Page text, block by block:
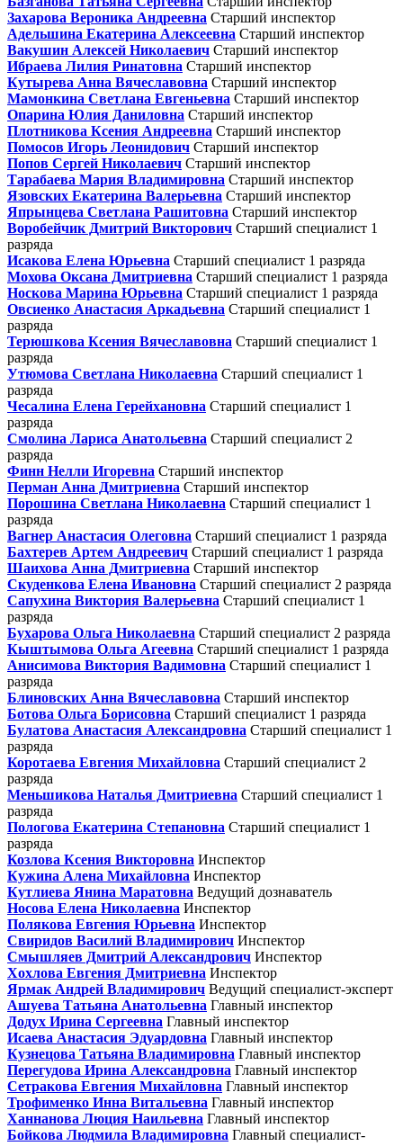
Захарова Вероника Андреевна Старший инспектор
Адельшина Екатерина Алексеевна Старший инспектор
Вакушин Алексей Николаевич Старший инспектор
Ибраева Лилия Ринатовна Старший инспектор
Кутырева Анна Вячеславовна Старший инспектор
Мамонкина Светлана Евгеньевна Старший инспектор
Опарина Юлия Даниловна Старший инспектор
Плотникова Ксения Андреевна Старший инспектор
Помосов Игорь Леонидович Старший инспектор
Попов Сергей Николаевич Старший инспектор
Тарабаева Мария Владимировна Старший инспектор
Язовских Екатерина Валерьевна Старший инспектор
Япрынцева Светлана Рашитовна Старший инспектор
Воробейчик Дмитрий Викторович Старший специалист 1
разряда
Исакова Елена Юрьевна Старший специалист 1 разряда
Мохова Оксана Дмитриевна Старший специалист 1 разряда
Носкова Марина Юрьевна Старший специалист 1 разряда
Овсиенко Анастасия Аркадьевна Старший специалист 1
разряда
Терюшкова Ксения Вячеславовна Старший специалист 1
разряда
Утюмова Светлана Николаевна Старший специалист 1
разряда
Чесалина Елена Герейхановна Старший специалист 1
разряда
Смолина Лариса Анатольевна Старший специалист 2
разряда
Финн Нелли Игоревна Старший инспектор
Перман Анна Дмитриевна Старший инспектор
Порошина Светлана Николаевна Старший специалист 1
разряда
Вагнер Анастасия Олеговна Старший специалист 1 разряда
Бахтерев Артем Андреевич Старший специалист 1 разряда
Шаихова Анна Дмитриевна Старший инспектор
Скуденкова Елена Ивановна Старший специалист 2 разряда
Сапухина Виктория Валерьевна Старший специалист 1
разряда
Бухарова Ольга Николаевна Старший специалист 2 разряда
Кыштымова Ольга Агеевна Старший специалист 1 разряда
Анисимова Виктория Вадимовна Старший специалист 1
разряда
Блиновских Анна Вячеславовна Старший инспектор
Ботова Ольга Борисовна Старший специалист 1 разряда
Булатова Анастасия Александровна Старший специалист 1
разряда
Коротаева Евгения Михайловна Старший специалист 2
разряда
Меньшикова Наталья Дмитриевна Старший специалист 1
разряда
Пологова Екатерина Степановна Старший специалист 1
разряда
Козлова Ксения Викторовна Инспектор
Кужина Алена Михайловна Инспектор
Кутлиева Янина Маратовна Ведущий дознаватель
Носова Елена Николаевна Инспектор
Полякова Евгения Юрьевна Инспектор
Свиридов Василий Владимирович Инспектор
Смышляев Дмитрий Александрович Инспектор
Хохлова Евгения Дмитриевна Инспектор
Ярмак Андрей Владимирович Ведущий специалист-эксперт
Ашуева Татьяна Анатольевна Главный инспектор
Додух Ирина Сергеевна Главный инспектор
Исаева Анастасия Эдуардовна Главный инспектор
Кузнецова Татьяна Владимировна Главный инспектор
Перегудова Ирина Александровна Главный инспектор
Сетракова Евгения Михайловна Главный инспектор
Трофименко Инна Витальевна Главный инспектор
Ханнанова Люция Наильевна Главный инспектор
Бойкова Людмила Владимировна Главный специалист-